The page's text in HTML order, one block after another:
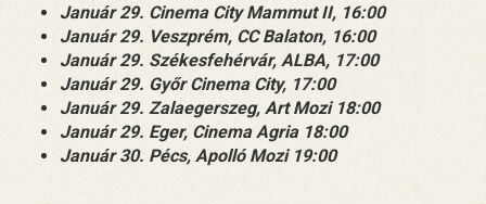
Január 29. Cinema City Mammut II, 16:00
Január 29. Veszprém, CC Balaton, 16:00
Január 29. Székesfehérvár, ALBA, 17:00
Január 29. Győr Cinema City, 17:00
Január 29. Zalaegerszeg, Art Mozi 18:00
Január 29. Eger, Cinema Agria 18:00
Január 30. Pécs, Apolló Mozi 19:00